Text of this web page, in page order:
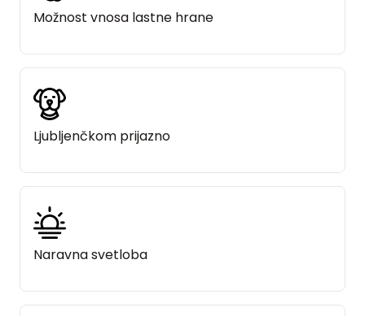
Možnost vnosa lastne hrane
Ljubljenčkom prijazno
Naravna svetloba